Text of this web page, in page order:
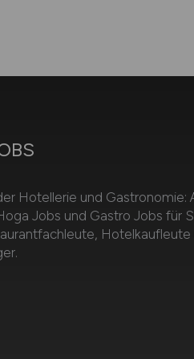
Hotellerie und Gastronomie:
Jobs und Gastro Jobs für
Hotelkaufleute